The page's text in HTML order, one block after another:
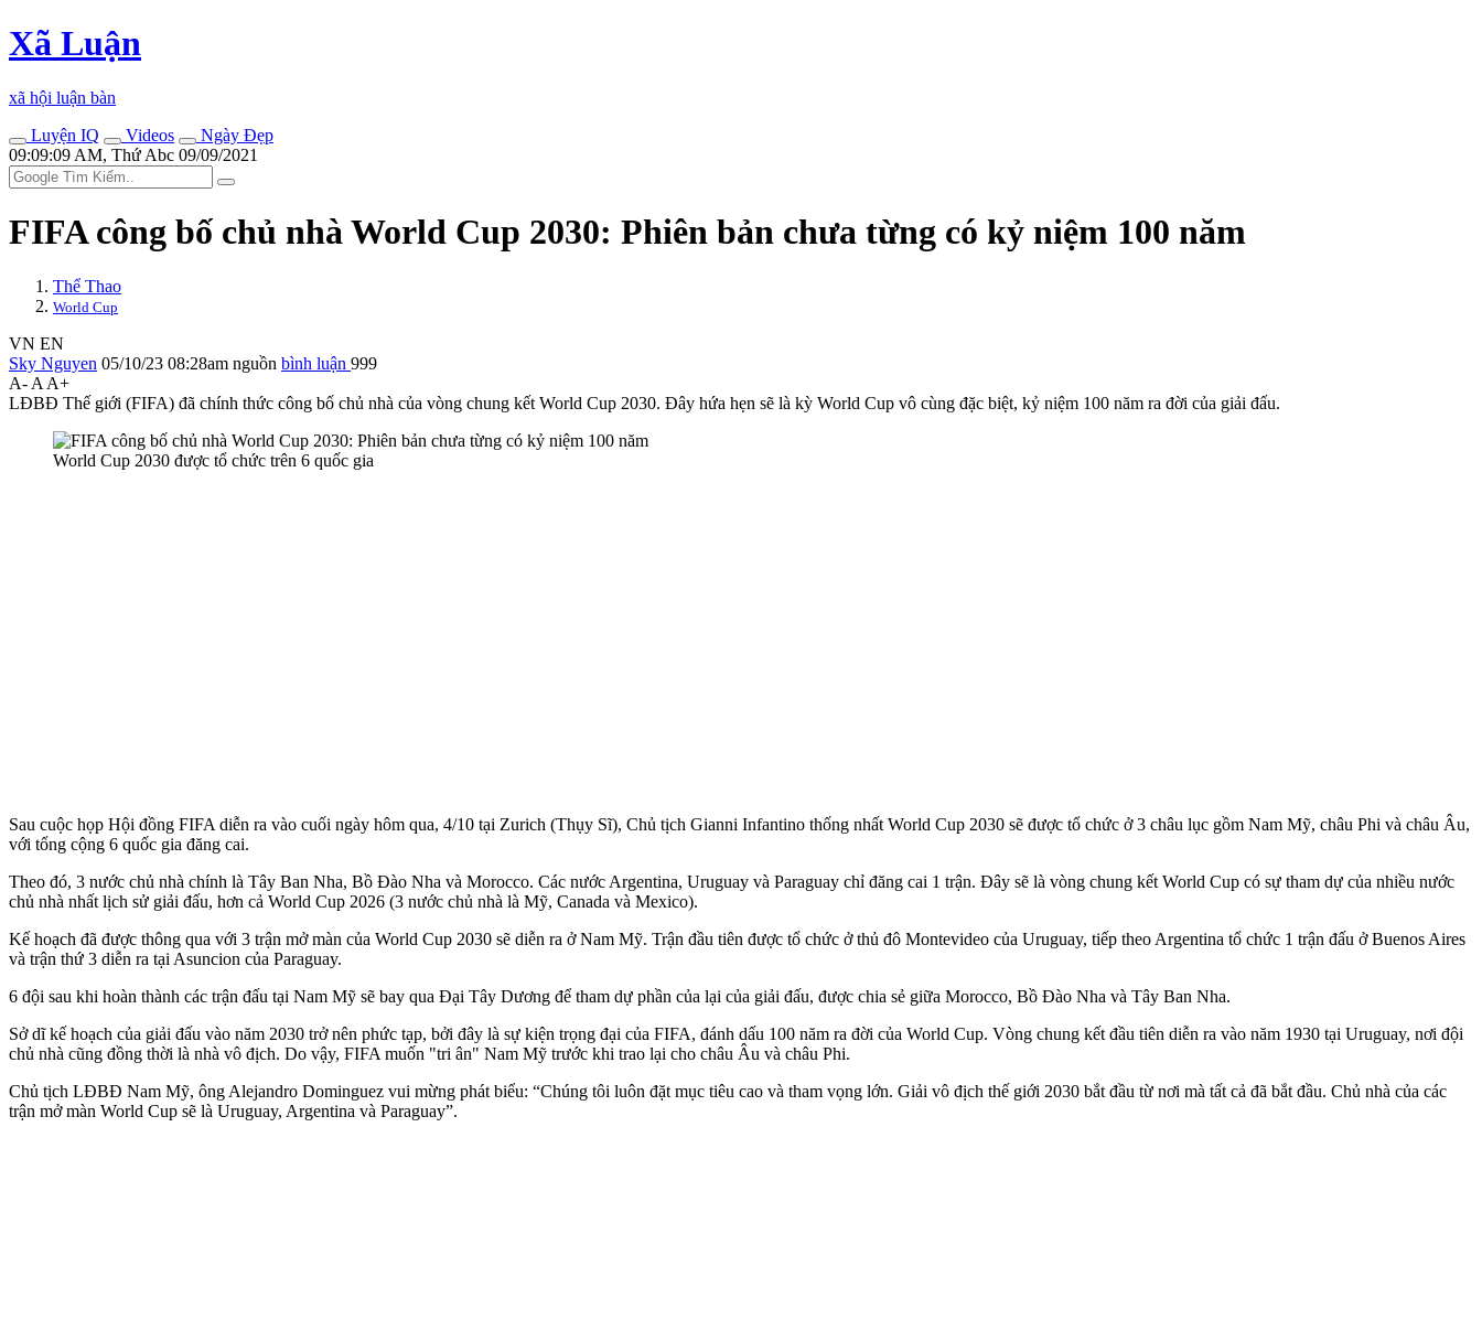
Xã Luận
xã hội luận bàn
Luyện IQ
Videos
Ngày Đẹp
09:09:09 AM, Thứ Abc 09/09/2021
FIFA công bố chủ nhà World Cup 2030: Phiên bản chưa từng có kỷ niệm 100 năm
Thể Thao
World Cup
VN EN
Sky Nguyen 05/10/23 08:28am nguồn bình luận 999
A- A A+
LĐBĐ Thế giới (FIFA) đã chính thức công bố chủ nhà của vòng chung kết World Cup 2030. Đây hứa hẹn sẽ là kỳ World Cup vô cùng đặc biệt, kỷ niệm 100 năm ra đời của giải đấu.
World Cup 2030 được tổ chức trên 6 quốc gia
Sau cuộc họp Hội đồng FIFA diễn ra vào cuối ngày hôm qua, 4/10 tại Zurich (Thụy Sĩ), Chủ tịch Gianni Infantino thống nhất World Cup 2030 sẽ được tổ chức ở 3 châu lục gồm Nam Mỹ, châu Phi và châu Âu,
với tổng cộng 6 quốc gia đăng cai.
Theo đó, 3 nước chủ nhà chính là Tây Ban Nha, Bồ Đào Nha và Morocco. Các nước Argentina, Uruguay và Paraguay chỉ đăng cai 1 trận. Đây sẽ là vòng chung kết World Cup có sự tham dự của nhiều nước
chủ nhà nhất lịch sử giải đấu, hơn cả World Cup 2026 (3 nước chủ nhà là Mỹ, Canada và Mexico).
Kế hoạch đã được thông qua với 3 trận mở màn của World Cup 2030 sẽ diễn ra ở Nam Mỹ. Trận đầu tiên được tổ chức ở thủ đô Montevideo của Uruguay, tiếp theo Argentina tổ chức 1 trận đấu ở Buenos Aires
và trận thứ 3 diễn ra tại Asuncion của Paraguay.
6 đội sau khi hoàn thành các trận đấu tại Nam Mỹ sẽ bay qua Đại Tây Dương để tham dự phần của lại của giải đấu, được chia sẻ giữa Morocco, Bồ Đào Nha và Tây Ban Nha.
Sở dĩ kế hoạch của giải đấu vào năm 2030 trở nên phức tạp, bởi đây là sự kiện trọng đại của FIFA, đánh dấu 100 năm ra đời của World Cup. Vòng chung kết đầu tiên diễn ra vào năm 1930 tại Uruguay, nơi đội
chủ nhà cũng đồng thời là nhà vô địch. Do vậy, FIFA muốn "tri ân" Nam Mỹ trước khi trao lại cho châu Âu và châu Phi.
Chủ tịch LĐBĐ Nam Mỹ, ông Alejandro Dominguez vui mừng phát biểu: “Chúng tôi luôn đặt mục tiêu cao và tham vọng lớn. Giải vô địch thế giới 2030 bắt đầu từ nơi mà tất cả đã bắt đầu. Chủ nhà của các
trận mở màn World Cup sẽ là Uruguay, Argentina và Paraguay”.